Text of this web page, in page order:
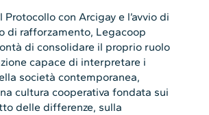
con Arcigay e l’avvio di
di rafforzamento, Legacoop
di consolidare il proprio ruolo
capace di interpretare i
società contemporanea,
cultura cooperativa fondata sui
delle differenze, sulla